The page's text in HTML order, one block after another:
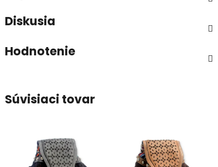
Diskusia
Hodnotenie
Súvisiaci tovar